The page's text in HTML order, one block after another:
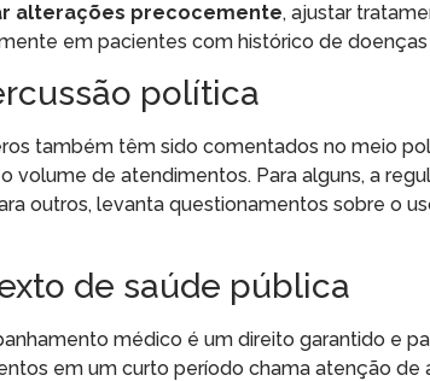
alterações precocemente, ajustar
em pacientes com histórico de
política
também têm sido comentados no meio
volume de atendimentos. Para alguns, a
outros, levanta questionamentos sobre o
de saúde pública
médico é um direito garantido e
em um curto período chama atenção de